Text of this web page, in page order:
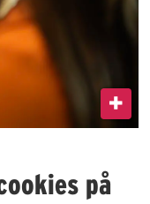
på